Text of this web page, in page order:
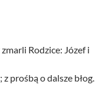
Rodzice: Józef i
prośbą o dalsze błog.